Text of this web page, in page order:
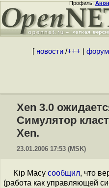
Профиль:
[ новости/+++ форум
Xen 3.0
Симулятор
Xen.
23.01.2006 17:53 (MSK)
Kip Macy сообщил, что
(работа как управляющей